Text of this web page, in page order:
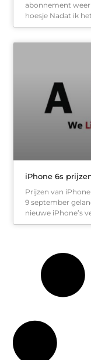
abonnement
hoesje Nadat ik
iPhone 6s
Prijzen van
9 september
nieuwe iPhone’s